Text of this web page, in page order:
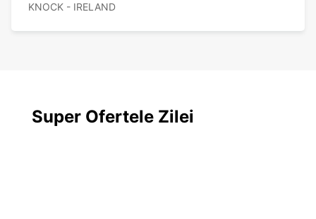
KNOCK - IRELAND
Super Ofertele Zilei